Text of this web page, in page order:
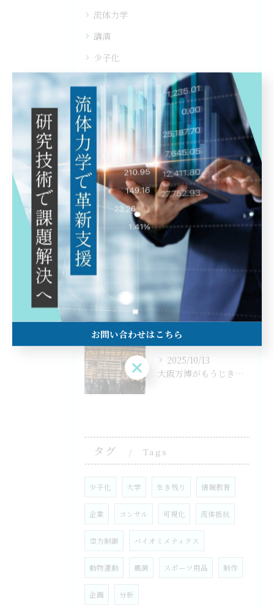
流体力学
講演
少子化
大学
情報教育
最近の投稿
Recent
Posts
2025/10/29
2025/10/29
Nakayama-Wei Awardを受賞
2025/10/13
大阪万博がもうじき閉会10/14
タグ Tags
少子化 大学 生き残り 情報教育
企業 コンサル 可視化 流体抵抗
空力制御 バイオミメティクス
動物運動 風洞 スポーツ用品 制作
企画 分析
お問い合わせはこちら
お問い合わせはこちら